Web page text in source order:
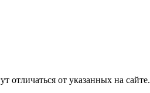
отличаться от указанных на сайте.